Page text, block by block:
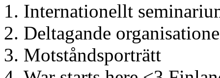
Internationellt
Deltagande
Motståndsporträtt